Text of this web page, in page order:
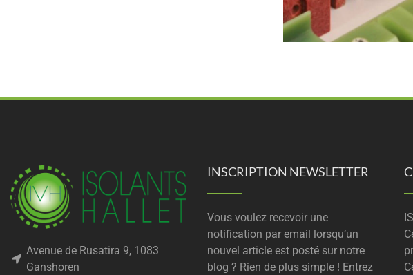
Avenue de Rusatira 9, 1083
Ganshoren
INSCRIPTION NEWSLETTER
Vous voulez recevoir une
notification par email lorsqu’un
nouvel article est posté sur notre
blog ? Rien de plus simple ! Entrez